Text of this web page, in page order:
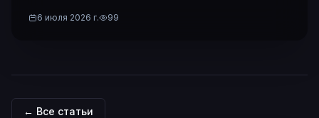
6 июля 2026 г. 99
← Все статьи